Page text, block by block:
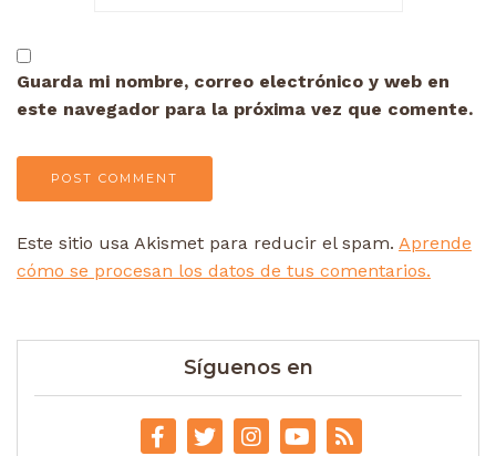
Guarda mi nombre, correo electrónico y web en
este navegador para la próxima vez que comente.
Este sitio usa Akismet para reducir el spam. Aprende
cómo se procesan los datos de tus comentarios.
Síguenos en